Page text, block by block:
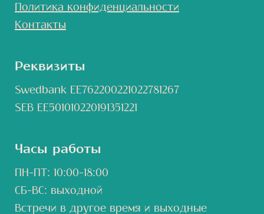
Политика конфиденциальности
Контакты
Реквизиты
Swedbank EE762200221022781267
SEB EE501010220191351221
Часы работы
ПН-ПТ: 10:00-18:00
СБ-ВС: выходной
Встречи в другое время и выходные